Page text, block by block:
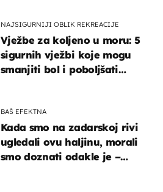
NAJSIGURNIJI OBLIK REKREACIJE
Vježbe za koljeno u moru: 5
sigurnih vježbi koje mogu
smanjiti bol i poboljšati
BAŠ EFEKTNA
Kada smo na zadarskoj rivi
ugledali ovu haljinu, morali
smo doznati odakle je –